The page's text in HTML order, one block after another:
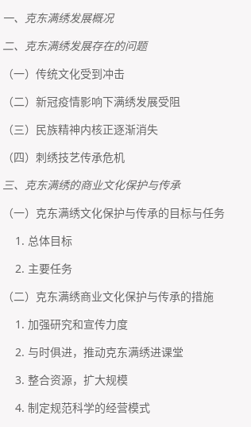
一、克东满绣发展概况
二、克东满绣发展存在的问题
（一）传统文化受到冲击
（二）新冠疫情影响下满绣发展受阻
（三）民族精神内核正逐渐消失
（四）刺绣技艺传承危机
三、克东满绣的商业文化保护与传承
（一）克东满绣文化保护与传承的目标与任务
1. 总体目标
2. 主要任务
（二）克东满绣商业文化保护与传承的措施
1. 加强研究和宣传力度
2. 与时俱进，推动克东满绣进课堂
3. 整合资源，扩大规模
4. 制定规范科学的经营模式